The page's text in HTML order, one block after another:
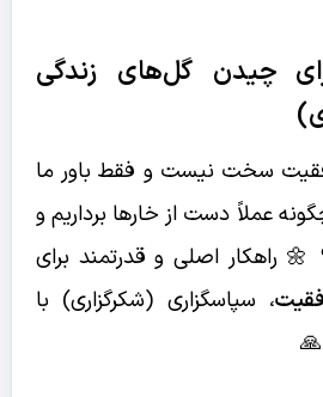
چیدن گل‌های زندگی
سخت نیست و فقط باور ما
عملاً دست از خارها برداریم و
راهکار اصلی و قدرتمند برای
، سپاسگزاری (شکرگزاری) با